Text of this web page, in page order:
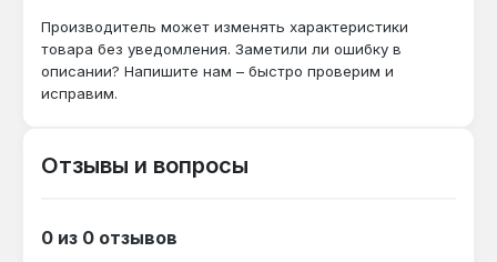
Производитель может изменять характеристики
товара без уведомления. Заметили ли ошибку в
описании? Напишите нам – быстро проверим и
исправим.
Отзывы и вопросы
0 из 0 отзывов